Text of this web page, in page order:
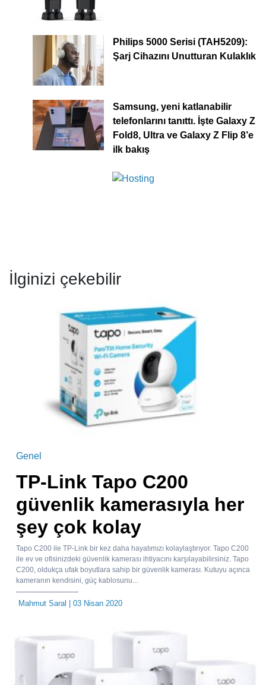
Philips 5000 Serisi (TAH5209):
Şarj Cihazını Unutturan Kulaklık
Samsung, yeni katlanabilir
telefonlarını tanıttı. İşte Galaxy Z
Fold8, Ultra ve Galaxy Z Flip 8’e
ilk bakış
İlginizi çekebilir
Genel
TP-Link Tapo C200
güvenlik kamerasıyla her
şey çok kolay
Tapo C200 ile TP-Link bir kez daha hayatımızı kolaylaştırıyor. Tapo C200
ile ev ve ofisinizdeki güvenlik kamerası ihtiyacını karşılayabilirsiniz. Tapo
C200, oldukça ufak boyutlara sahip bir güvenlik kamerası. Kutuyu açınca
kameranın kendisini, güç kablosunu...
Mahmut Saral | 03 Nisan 2020